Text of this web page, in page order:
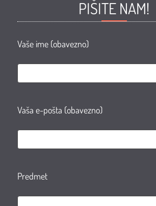
page
group
PIŠITE NAM!
Vaše ime (obavezno)
Vaša e-pošta (obavezno)
Predmet